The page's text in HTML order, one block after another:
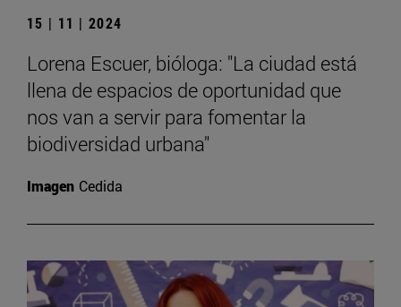
15 | 11 | 2024
Lorena Escuer, bióloga: "La ciudad está
llena de espacios de oportunidad que
nos van a servir para fomentar la
biodiversidad urbana"
Imagen Cedida